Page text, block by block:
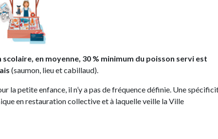
scolaire, en moyenne, 30 % minimum du poisson servi est
(saumon, lieu et cabillaud).
la petite enfance, il n’y a pas de fréquence définie. Une
en restauration collective et à laquelle veille la Ville